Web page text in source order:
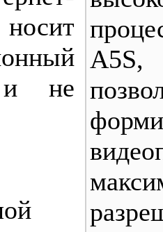
и не